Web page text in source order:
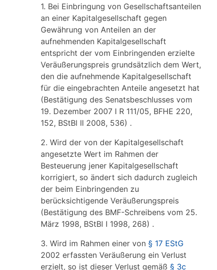
1. Bei Einbringung von Gesellschaftsanteilen
an einer Kapitalgesellschaft gegen
Gewährung von Anteilen an der
aufnehmenden Kapitalgesellschaft
entspricht der vom Einbringenden erzielte
Veräußerungspreis grundsätzlich dem Wert,
den die aufnehmende Kapitalgesellschaft
für die eingebrachten Anteile angesetzt hat
(Bestätigung des Senatsbeschlusses vom
19. Dezember 2007 I R 111/05, BFHE 220,
152, BStBl II 2008, 536) .
2. Wird der von der Kapitalgesellschaft
angesetzte Wert im Rahmen der
Besteuerung jener Kapitalgesellschaft
korrigiert, so ändert sich dadurch zugleich
der beim Einbringenden zu
berücksichtigende Veräußerungspreis
(Bestätigung des BMF-Schreibens vom 25.
März 1998, BStBl I 1998, 268) .
3. Wird im Rahmen einer von § 17 EStG
2002 erfassten Veräußerung ein Verlust
erzielt, so ist dieser Verlust gemäß § 3c